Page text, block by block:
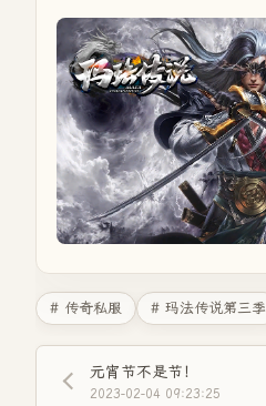
# 传奇私服 # 玛法传说第三季
元宵节不是节！
2023-02-04 09:23:25